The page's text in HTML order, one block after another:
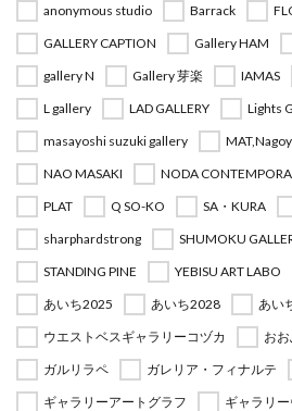
anonymous studio
Barrack
GALLERY CAPTION
Gallery HAM
gallery N
Gallery 芽楽 IAMAS
L gallery
LAD GALLERY
Lights
masayoshi suzuki gallery
NAO MASAKI
NODA
PLAT
Q SO-KO SA・KURA
sharphardstrong
SHUMOKU
STANDING PINE
YEBISU ART LABO
あいち2025
あいち2028
あい
ウエストベスギャラリーコヅカ
お
ガルリラペ
ガレリア・フィナルテ
ギャラリーアートグラフ
ギャラリ